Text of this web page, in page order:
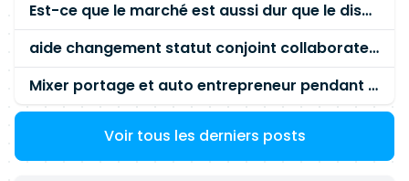
logicielle. 🧰 Stack technique : VueJS 3,
Composition API, JavaScript, TypeScript, Design
System, API REST, GitLab CI/CD, GitLab Pipelines,
Jest, Vitest, Docker, Accessibilité RGAA, Agile
Est-ce que le marché est aussi dur que le disent les commerciaux ?
aide changement statut conjoint collaborateur
Mixer portage et auto entrepreneur pendant des années - quel risque ?
Voir tous les derniers posts